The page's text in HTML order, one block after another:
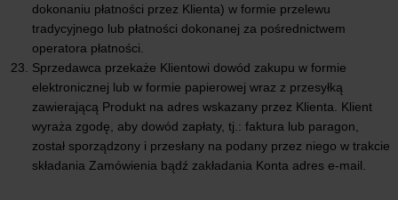
dokonaniu płatności przez Klienta) w formie przelewu
tradycyjnego lub płatności dokonanej za pośrednictwem
operatora płatności.
Sprzedawca przekaże Klientowi dowód zakupu w formie
elektronicznej lub w formie papierowej wraz z przesyłką
zawierającą Produkt na adres wskazany przez Klienta. Klient
wyraża zgodę, aby dowód zapłaty, tj.: faktura lub paragon,
został sporządzony i przesłany na podany przez niego w trakcie
składania Zamówienia bądź zakładania Konta adres e-mail.